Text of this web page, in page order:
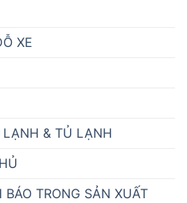
XE
& TỦ LẠNH
TRONG SẢN XUẤT